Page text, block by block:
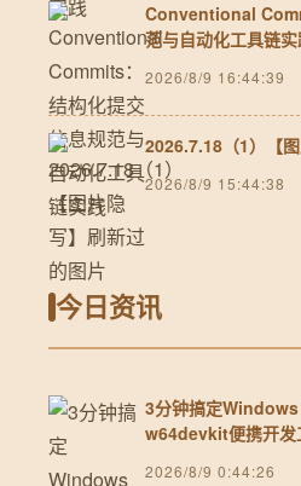
Conventional
范与自动化工具链
2026/8/9 16:44:39
2026.7.18（1）【
2026/8/9 15:44:38
今日资讯
3分钟搞定Windows
w64devkit便携开发
2026/8/9 0:44:26